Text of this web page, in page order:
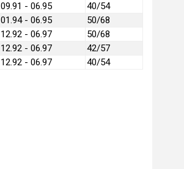
09.91 - 06.95
40/54
01.94 - 06.95
50/68
12.92 - 06.97
50/68
12.92 - 06.97
42/57
12.92 - 06.97
40/54